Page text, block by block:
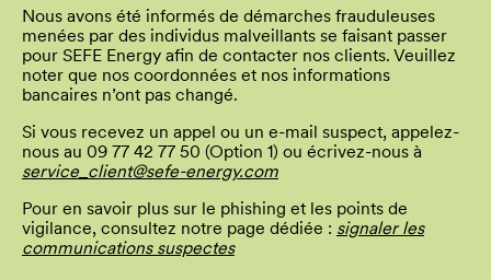
principal
Nous avons été informés de démarches frauduleuses
menées par des individus malveillants se faisant passer
pour SEFE Energy afin de contacter nos clients. Veuillez
noter que nos coordonnées et nos informations
bancaires n’ont pas changé.
Si vous recevez un appel ou un e-mail suspect, appelez-
nous au 09 77 42 77 50 (Option 1) ou écrivez-nous à
service_client@sefe-energy.com
Pour en savoir plus sur le phishing et les points de
vigilance, consultez notre page dédiée : signaler les
communications suspectes